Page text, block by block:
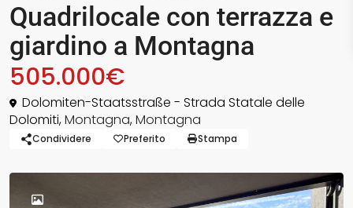
Quadrilocale con terrazza e
giardino a Montagna
505.000€
Dolomiten-Staatsstraße - Strada Statale delle
Dolomiti,Montagna,Montagna
Condividere Preferito Stampa